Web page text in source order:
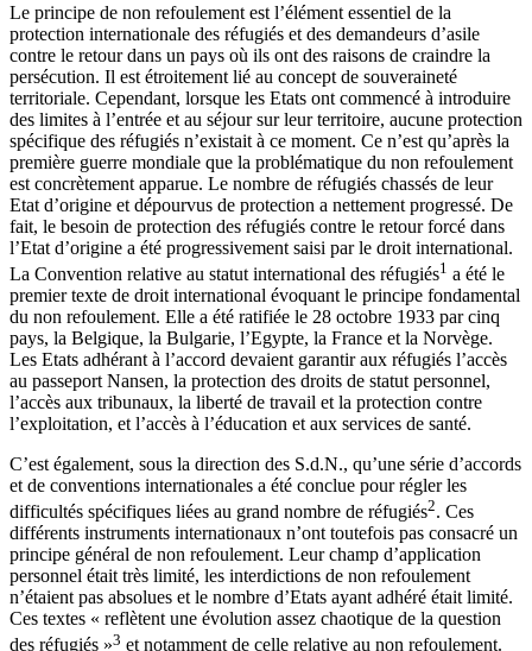
Le principe de non refoulement est l’élément essentiel de la
protection internationale des réfugiés et des demandeurs d’asile
contre le retour dans un pays où ils ont des raisons de craindre la
persécution. Il est étroitement lié au concept de souveraineté
territoriale. Cependant, lorsque les Etats ont commencé à introduire
des limites à l’entrée et au séjour sur leur territoire, aucune protection
spécifique des réfugiés n’existait à ce moment. Ce n’est qu’après la
première guerre mondiale que la problématique du non refoulement
est concrètement apparue. Le nombre de réfugiés chassés de leur
Etat d’origine et dépourvus de protection a nettement progressé. De
fait, le besoin de protection des réfugiés contre le retour forcé dans
l’Etat d’origine a été progressivement saisi par le droit international.
La Convention relative au statut international des réfugiés1 a été le
premier texte de droit international évoquant le principe fondamental
du non refoulement. Elle a été ratifiée le 28 octobre 1933 par cinq
pays, la Belgique, la Bulgarie, l’Egypte, la France et la Norvège.
Les Etats adhérant à l’accord devaient garantir aux réfugiés l’accès
au passeport Nansen, la protection des droits de statut personnel,
l’accès aux tribunaux, la liberté de travail et la protection contre
l’exploitation, et l’accès à l’éducation et aux services de santé.
C’est également, sous la direction des S.d.N., qu’une série d’accords
et de conventions internationales a été conclue pour régler les
difficultés spécifiques liées au grand nombre de réfugiés2. Ces
différents instruments internationaux n’ont toutefois pas consacré un
principe général de non refoulement. Leur champ d’application
personnel était très limité, les interdictions de non refoulement
n’étaient pas absolues et le nombre d’Etats ayant adhéré était limité.
Ces textes « reflètent une évolution assez chaotique de la question
des réfugiés »3 et notamment de celle relative au non refoulement.